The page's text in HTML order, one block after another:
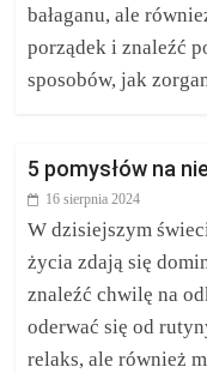
bałaganu, ale
porządek i znaleźć
sposobów, jak
5 pomysłów na
16 sierpnia 2024
W dzisiejszym
życia zdają się
znaleźć chwilę na
oderwać się od
relaks, ale również